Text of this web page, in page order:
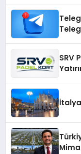
SRV